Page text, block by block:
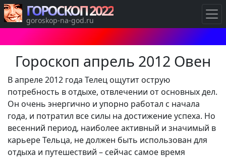
Гороскоп апрель 2012 Овен
В апреле 2012 года Телец ощутит острую
потребность в отдыхе, отвлечении от основных дел.
Он очень энергично и упорно работал с начала
года, и потратил все силы на достижение успеха. Но
весенний период, наиболее активный и значимый в
карьере Тельца, не должен быть использован для
отдыха и путешествий – сейчас самое время
ГОРОСКОП 2022
goroskop-na-god.ru